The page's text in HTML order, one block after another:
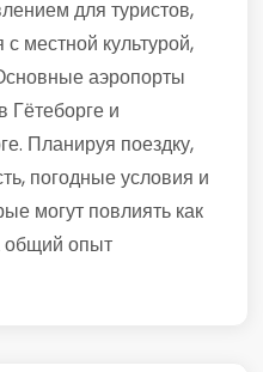
для туристов,
местной культурой,
аэропорты
Гётеборге и
Планируя поездку,
погодные условия и
могут повлиять как
общий опыт